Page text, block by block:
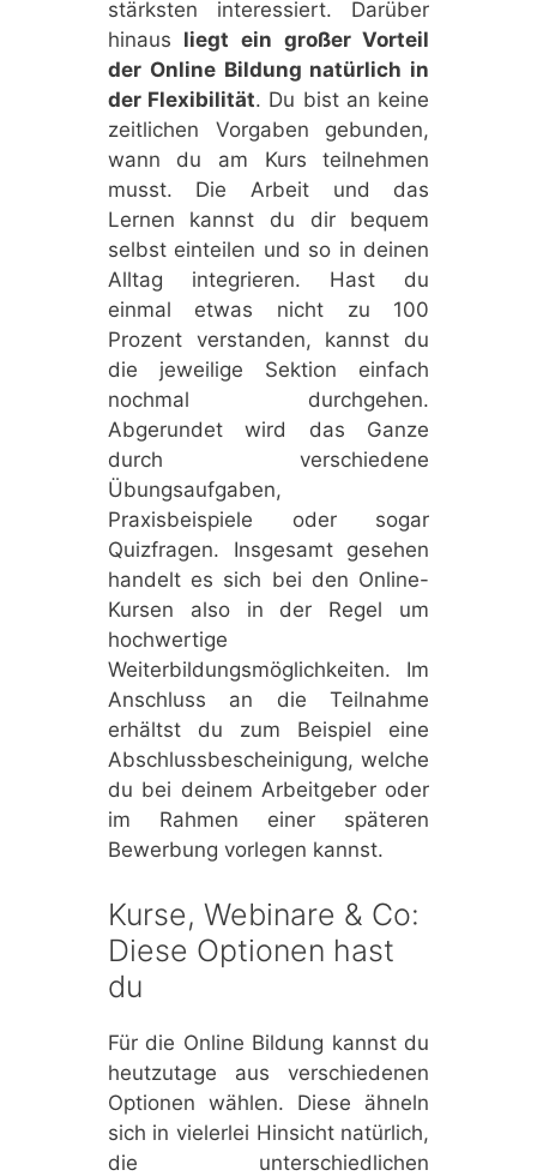
stärksten interessiert. Darüber
hinaus liegt ein großer Vorteil
der Online Bildung natürlich in
der Flexibilität. Du bist an keine
zeitlichen Vorgaben gebunden,
wann du am Kurs teilnehmen
musst. Die Arbeit und das
Lernen kannst du dir bequem
selbst einteilen und so in deinen
Alltag integrieren. Hast du
einmal etwas nicht zu 100
Prozent verstanden, kannst du
die jeweilige Sektion einfach
nochmal durchgehen.
Abgerundet wird das Ganze
durch verschiedene
Übungsaufgaben,
Praxisbeispiele oder sogar
Quizfragen. Insgesamt gesehen
handelt es sich bei den Online-
Kursen also in der Regel um
hochwertige
Weiterbildungsmöglichkeiten. Im
Anschluss an die Teilnahme
erhältst du zum Beispiel eine
Abschlussbescheinigung, welche
du bei deinem Arbeitgeber oder
im Rahmen einer späteren
Bewerbung vorlegen kannst.
Kurse, Webinare & Co:
Diese Optionen hast
du
Für die Online Bildung kannst du
heutzutage aus verschiedenen
Optionen wählen. Diese ähneln
sich in vielerlei Hinsicht natürlich,
die unterschiedlichen